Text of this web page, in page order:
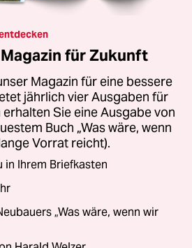
für Zukunft
Magazin für eine bessere
jährlich vier Ausgaben für
Sie eine Ausgabe von
Buch „Was wäre, wenn
Vorrat reicht).
in Ihrem Briefkasten
„Was wäre, wenn wir